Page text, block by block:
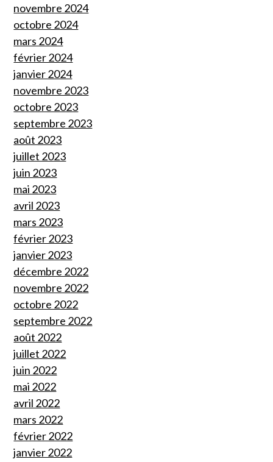
novembre 2024
octobre 2024
mars 2024
février 2024
janvier 2024
novembre 2023
octobre 2023
septembre 2023
août 2023
juillet 2023
juin 2023
mai 2023
avril 2023
mars 2023
février 2023
janvier 2023
décembre 2022
novembre 2022
octobre 2022
septembre 2022
août 2022
juillet 2022
juin 2022
mai 2022
avril 2022
mars 2022
février 2022
janvier 2022